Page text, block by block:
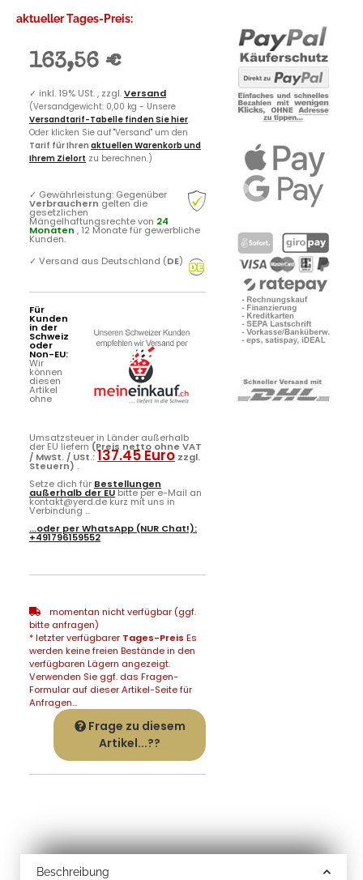
aktueller Tages-Preis:
163,56 €
✓ inkl. 19% USt. , zzgl.Versand
(Versandgewicht: 0,00 kg - Unsere
Versandtarif-Tabelle finden Sie hier.
Oder klicken Sie auf "Versand" um den
Tarif für Ihren aktuellen Warenkorb und
Ihrem Zielort zu berechnen.)
✓ Gewährleistung: Gegenüber
Verbrauchern gelten die
gesetzlichen
Mängelhaftungsrechte von 24
Monaten , 12 Monate für gewerbliche
Kunden.
✓ Versand aus Deutschland (DE)
Für
Kunden
in der
Schweiz
oder
Non-EU:
Wir
können
diesen
Artikel
ohne
Umsatzsteuer in Länder außerhalb
der EU liefern (Preis netto ohne VAT
/ MwSt. / USt.:137.45 Euro zzgl.
Steuern) .
Setze dich für Bestellungen
außerhalb der EUbitte per e-Mail an
kontakt@yerd.de kurz mit uns in
Verbindung ...
...oder perWhatsApp (NUR Chat!):
+491796159552
momentan nicht verfügbar (ggf.
bitte anfragen)
* letzter verfügbarer Tages-Preis Es
werden keine freien Bestände in den
verfügbaren Lägern angezeigt.
Verwenden Sie ggf. das Fragen-
Formular auf dieser Artikel-Seite für
Anfragen...
Frage zu diesem
Artikel...??
Beschreibung